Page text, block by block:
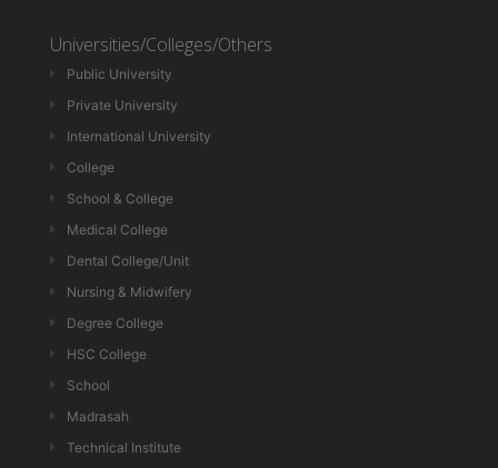
Universities/Colleges/Others
Public University
Private University
International University
College
School & College
Medical College
Dental College/Unit
Nursing & Midwifery
Degree College
HSC College
School
Madrasah
Technical Institute